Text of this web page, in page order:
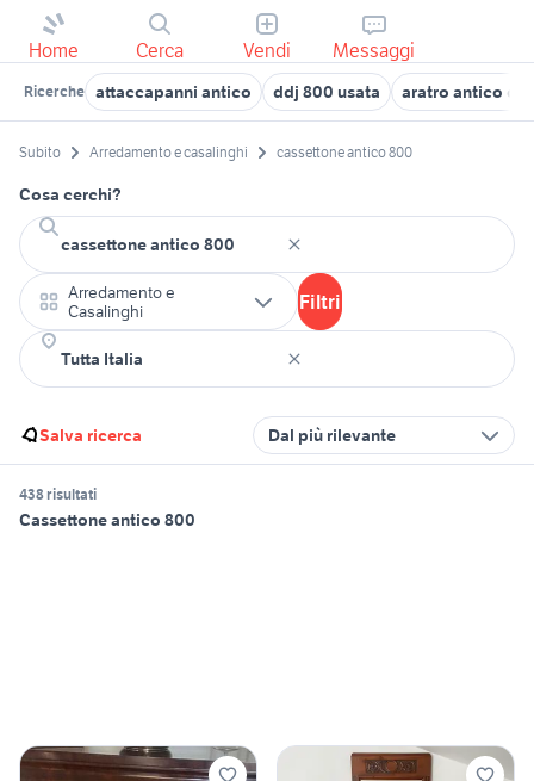
Home Cerca Vendi Messaggi
Ricerche attaccapanni antico ddj 800 usata aratro antico
Subito Arredamento e casalinghi cassettone antico 800
Cosa cerchi?
Arredamento e
Casalinghi
Filtri
Salva ricerca Dal più rilevante
438 risultati
Cassettone antico 800